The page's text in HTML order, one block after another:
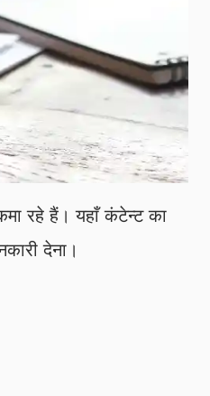
रहे हैं। यहाँ कंटेन्ट का
देना।